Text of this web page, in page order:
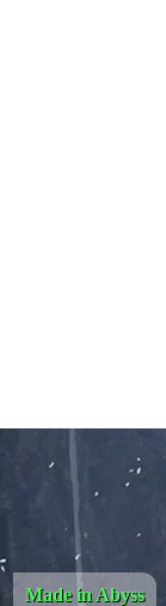
Made in Abyss